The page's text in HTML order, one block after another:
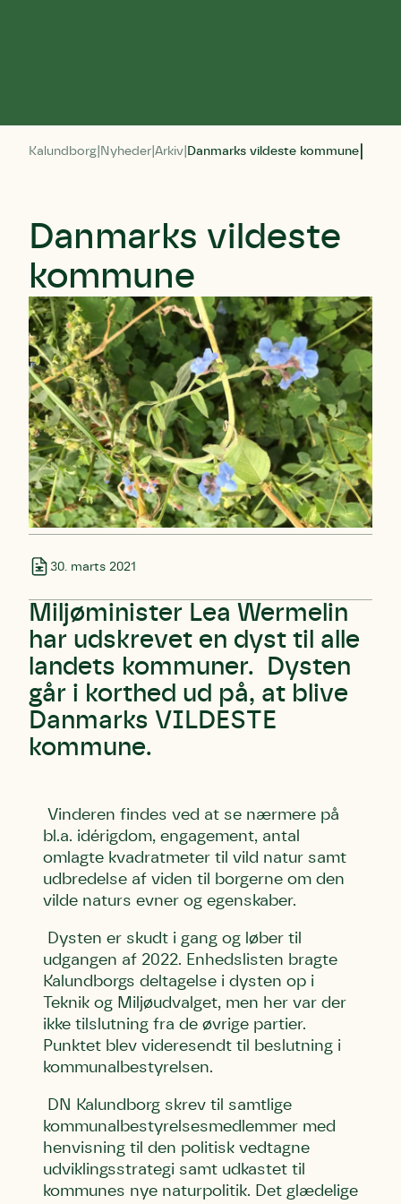
Kalundborg Nyheder Arkiv Danmarks vildeste kommune
Danmarks vildeste
kommune
30. marts 2021
Miljøminister Lea Wermelin
har udskrevet en dyst til alle
landets kommuner. Dysten
går i korthed ud på, at blive
Danmarks VILDESTE
kommune.
Vinderen findes ved at se nærmere på
bl.a. idérigdom, engagement, antal
omlagte kvadratmeter til vild natur samt
udbredelse af viden til borgerne om den
vilde naturs evner og egenskaber.
Dysten er skudt i gang og løber til
udgangen af 2022. Enhedslisten bragte
Kalundborgs deltagelse i dysten op i
Teknik og Miljøudvalget, men her var der
ikke tilslutning fra de øvrige partier.
Punktet blev videresendt til beslutning i
kommunalbestyrelsen.
DN Kalundborg skrev til samtlige
kommunalbestyrelsesmedlemmer med
henvisning til den politisk vedtagne
udviklingsstrategi samt udkastet til
kommunes nye naturpolitik. Det glædelige
Fornavn
Efternavn
Fornavn
Efternavn
Fornavn
Efternavn